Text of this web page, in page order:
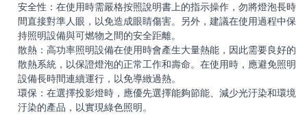
安全性：在使用時需嚴格按照說明書上的指示操作，勿將燈泡長時
間直接對準人眼，以免造成眼睛傷害。另外，建議在使用過程中保
持照明設備與可燃物之間的安全距離。
散熱：高功率照明設備在使用時會產生大量熱能，因此需要良好的
散熱系統，以保證燈泡的正常工作和壽命。在使用時，應避免照明
設備長時間連續運行，以免導緻過熱。
環保：在選擇投影燈時，應優先選擇能夠節能、減少光汙染和環境
汙染的產品，以實現綠色照明。